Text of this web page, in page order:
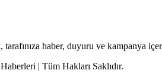
tarafınıza haber, duyuru ve kampanya
| Tüm Hakları Saklıdır.